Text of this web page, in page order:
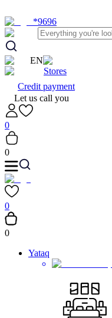
*9696
EN
Stores
Credit payment
Let us call you
0
0
0
0
Yataq